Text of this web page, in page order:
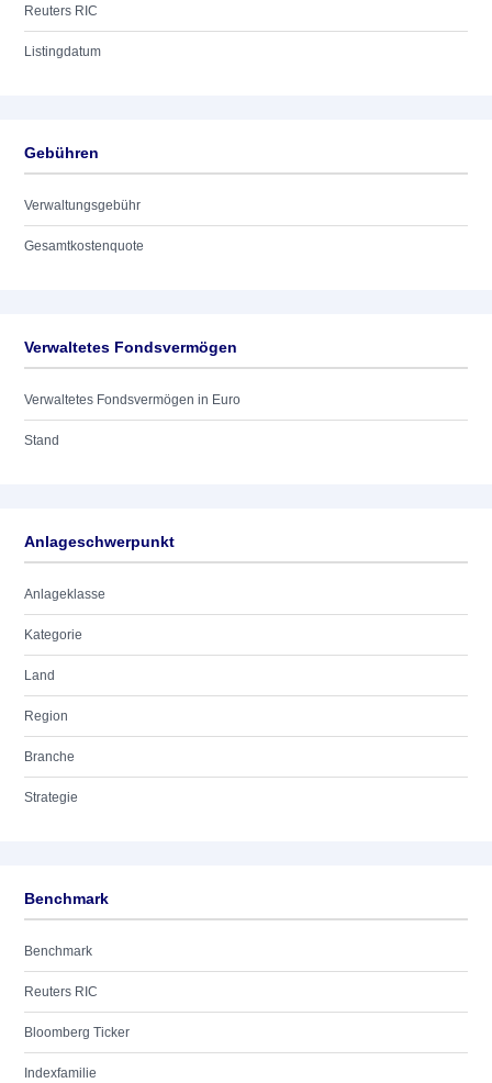
Reuters RIC
Listingdatum
Gebühren
Verwaltungsgebühr
Gesamtkostenquote
Verwaltetes Fondsvermögen
Verwaltetes Fondsvermögen in Euro
Stand
Anlageschwerpunkt
Anlageklasse
Kategorie
Land
Region
Branche
Strategie
Benchmark
Benchmark
Reuters RIC
Bloomberg Ticker
Indexfamilie